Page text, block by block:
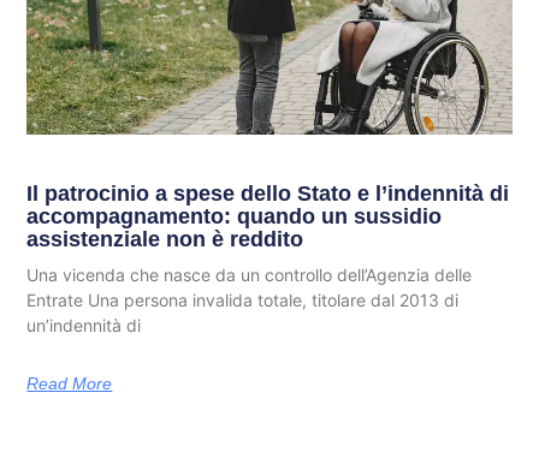
Il patrocinio a spese dello Stato e l’indennità di
accompagnamento: quando un sussidio
assistenziale non è reddito
Una vicenda che nasce da un controllo dell’Agenzia delle
Entrate Una persona invalida totale, titolare dal 2013 di
un’indennità di
Read More